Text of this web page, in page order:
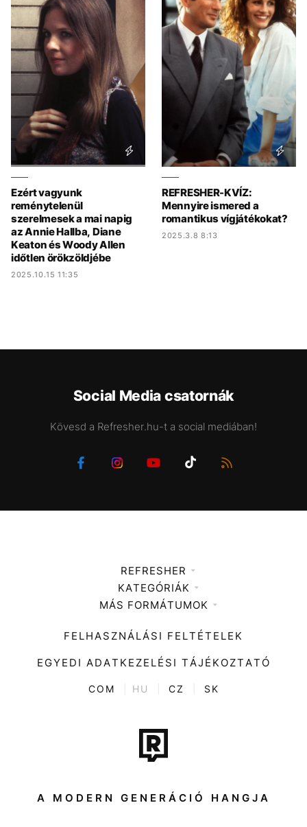
Ezért vagyunk
reménytelenül
szerelmesek a mai napig
az Annie Hallba, Diane
Keaton és Woody Allen
időtlen örökzöldjébe
2025.10.15 11:35
REFRESHER-KVÍZ:
Mennyire ismered a
romantikus vígjátékokat?
2025.3.8 8:13
Social Media csatornák
Kövesd a Refresher.hu-t a social mediában!
REFRESHER
Médiaajánlat
KATEGÓRIÁK
Zene
Divat
Kultúra
ENTR
Tech-Tudomány
Sport
Társadalom
MÁS FORMÁTUMOK
FELHASZNÁLÁSI FELTÉTELEK
EGYEDI ADATKEZELÉSI TÁJÉKOZTATÓ
COM HU CZ SK
A MODERN GENERÁCIÓ HANGJA